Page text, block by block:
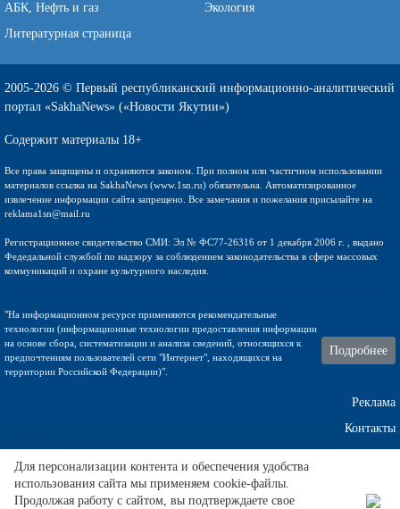
АБК, Нефть и газ
Экология
Литературная страница
2005-2026 © Первый республиканский информационно-аналитический
портал «SakhaNews» («Новости Якутии»)
Содержит материалы 18+
Все права защищены и охраняются законом. При полном или частичном использовании
материалов ссылка на SakhaNews (www.1sn.ru) обязательна. Автоматизированное
извлечение информации сайта запрещено. Все замечания и пожелания присылайте на
reklama1sn@mail.ru
Регистрационное свидетельство СМИ: Эл № ФС77-26316 от 1 декабря 2006 г. , выдано
Федедальной службой по надзору за соблюдением законодательства в сфере массовых
коммуникаций и охране культурного наследия.
"На информационном ресурсе применяются рекомендательные
технологии (информационные технологии предоставления информации
на основе сбора, систематизации и анализа сведений, относящихся к
предпочтениям пользователей сети "Интернет", находящихся на
территории Российской Федерации)".
Подробнее
Реклама
Контакты
Техническа поддержка
Для персонализации контента и обеспечения удобства
использования сайта мы применяем cookie-файлы.
Продолжая работу с сайтом, вы подтверждаете свое